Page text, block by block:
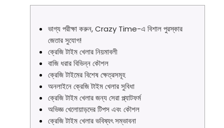
ভাগ্য পরীক্ষা করুন, Crazy Time-এ বিশাল পুরস্কার
জেতার সুযোগ!
ক্রেজি টাইম খেলার নিয়মাবলী
বাজি ধরার বিভিন্ন কৌশল
ক্রেজি টাইমের বিশেষ ক্ষেত্রসমূহ
অনলাইনে ক্রেজি টাইম খেলার সুবিধা
ক্রেজি টাইম খেলার জন্য সেরা প্ল্যাটফর্ম
অভিজ্ঞ খেলোয়াড়দের টিপস এবং কৌশল
ক্রেজি টাইম খেলার ভবিষ্যৎ সম্ভাবনা